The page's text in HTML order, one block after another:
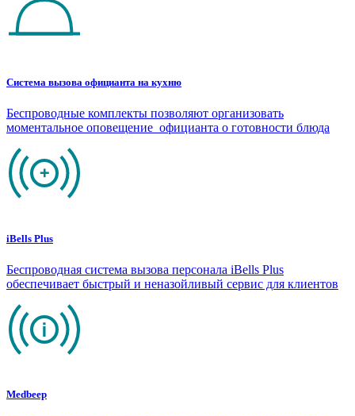
Система вызова официанта на кухню
Беспроводные комплекты позволяют организовать
моментальное оповещение официанта о готовности блюда
iBells Plus
Беспроводная система вызова персонала iBells Plus
обеспечивает быстрый и неназойливый сервис для клиентов
Medbeep